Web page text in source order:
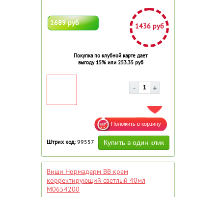
1689 руб 1436 руб
Покупка по клубной карте дает
выгоду 15% или 253.35 руб
ДОБАВИТЬ В ИЗБРАННОЕ
Штрих код: 99557
Виши Нормадерм ВВ крем
корректирующий светлый 40мл
M0654200